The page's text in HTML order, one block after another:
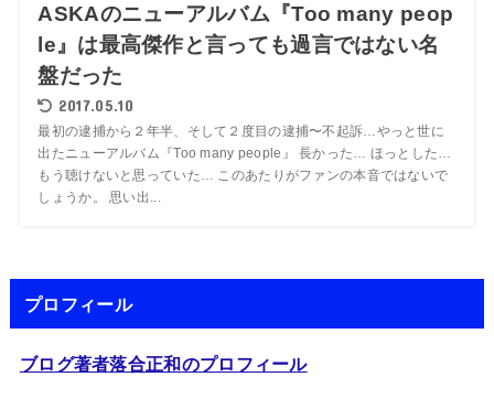
ASKAのニューアルバム『Too many peop
le』は最高傑作と言っても過言ではない名
盤だった
2017.05.10
最初の逮捕から２年半、そして２度目の逮捕〜不起訴…やっと世に
出たニューアルバム『Too many people』 長かった… ほっとした…
もう聴けないと思っていた… このあたりがファンの本音ではないで
しょうか。 思い出...
プロフィール
ブログ著者落合正和のプロフィール